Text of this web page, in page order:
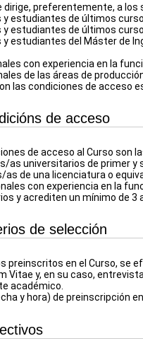
dirige, preferentemente, a
y estudiantes de últimos
y estudiantes de últimos
y estudiantes del Máster de
con experiencia en la
de las áreas de
las condiciones de acceso
de acceso
de acceso al Curso son
as universitarios de primer y
as de una licenciatura o
con experiencia en la
y acrediten un mínimo de 3
de selección
preinscritos en el Curso, se
Vitae y, en su caso, entrevista
académico.
y hora) de preinscripción